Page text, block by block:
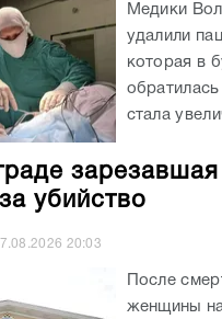
Медики
удалили
которая в
стала
убийство
20:03
После
женщины